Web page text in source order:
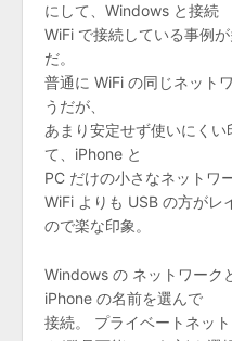
にして、Windows と接続
WiFi で接続している事例
だ。
普通に WiFi の同じネット
うだが、
あまり安定せず使いにく
て、iPhone と
PC だけの小さなネットワ
WiFi よりも USB の方がレ
ので楽な印象。
Windows の ネットワーク
iPhone の名前を選んで
接続。 プライベートネッ